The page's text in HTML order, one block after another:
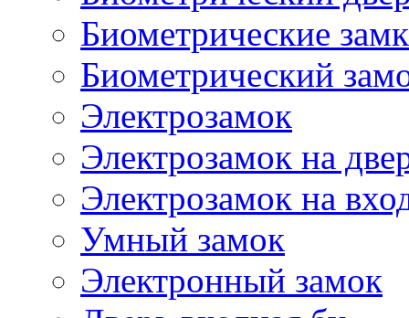
Биометрические
Биометрический
Электрозамок
Электрозамок на
Электрозамок на
Умный замок
Электронный замок